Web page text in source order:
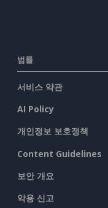
법률
서비스 약관
AI Policy
개인정보 보호정책
Content Guidelines
보안 개요
악용 신고